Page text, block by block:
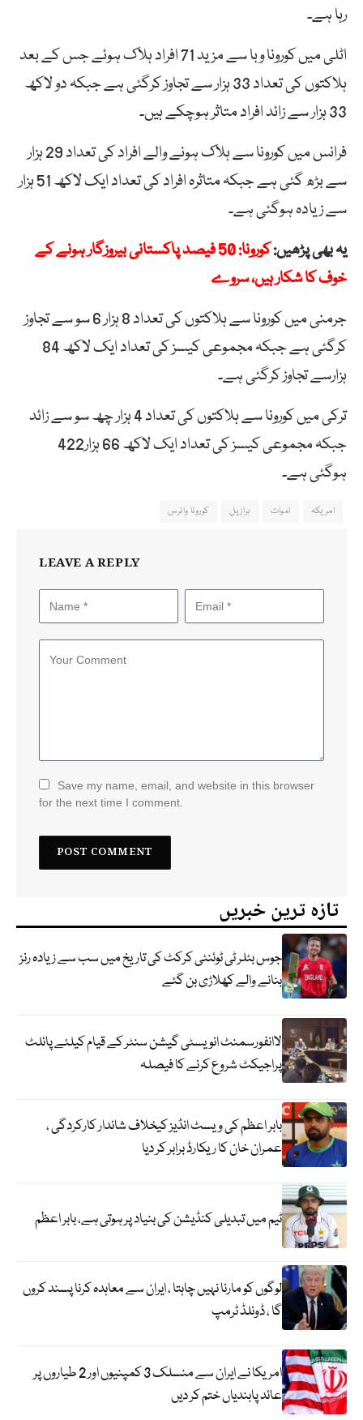
رہا ہے۔
اٹلی میں کورونا وبا سے مزید 71 افراد ہلاک ہوئے جس کے بعد
ہلاکتوں کی تعداد 33 ہزار سے تجاوز کرگئی ہے جبکہ دو لاکھ
33 ہزار سے زائد افراد متاثر ہوچکے ہیں۔
فرانس میں کورونا سے ہلاک ہونے والے افراد کی تعداد 29 ہزار
سے بڑھ گئی ہے جبکہ متاثرہ افراد کی تعداد ایک لاکھ 51 ہزار
سے زیادہ ہوگئی ہے۔
یہ بھی پڑھیں:
کورونا: 50 فیصد پاکستانی بیروزگار ہونے کے
خوف کا شکار ہیں، سروے
جرمنی میں کورونا سے ہلاکتوں کی تعداد 8 ہزار 6 سو سے تجاوز
کرگئی ہے جبکہ مجموعی کیسز کی تعداد ایک لاکھ 84
ہزارسے تجاوز کرگئی ہے۔
ترکی میں کورونا سے ہلاکتوں کی تعداد 4 ہزار چھ سو سے زائد
ہوگئی ہے۔
امریکہ اموات برازیل کورونا وائرس
LEAVE A REPLY
Save my name, email, and website in this browser
for the next time I comment.
تازہ ترین خبریں
جوس بٹلر ٹی ٹوئنٹی کرکٹ کی تاریخ میں سب سے زیادہ رنز
بنانے والے کھلاڑی بن گئے
لاانفورسمنٹ انویسٹی گیشن سنٹر کے قیام کیلئے پائلٹ
پراجیکٹ شروع کرنے کا فیصلہ
بابر اعظم کی ویسٹ انڈیز کیخلاف شاندار کارکردگی ،
عمران خان کا ریکارڈ برابر کر دیا
ٹیم میں تبدیلی کنڈیشن کی بنیاد پر ہوتی ہے، بابر اعظم
لوگوں کو مارنا نہیں چاہتا ، ایران سے معاہدہ کرنا پسند کروں
گا ، ڈونلڈ ٹرمپ
امریکا نے ایران سے منسلک 3 کمپنیوں اور 2 طیاروں پر
عائد پابندیاں ختم کر دیں